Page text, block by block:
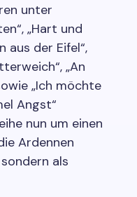
unter
„Hart und
aus der Eifel“,
„An
„Ich möchte
Angst“
nun um einen
Ardennen
als